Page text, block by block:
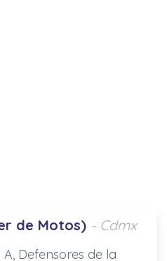
de Motos) - Cdmx
A, Defensores de la